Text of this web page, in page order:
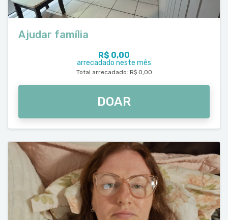
Ajudar família
R$ 0,00
arrecadado neste mês
Total arrecadado: R$ 0,00
DOAR